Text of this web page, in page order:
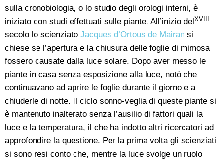
sulla cronobiologia, o lo studio degli orologi interni, è
iniziato con studi effettuati sulle piante. All’inizio delXVIII
secolo lo scienziato Jacques d’Ortous de Mairan si
chiese se l’apertura e la chiusura delle foglie di mimosa
fossero causate dalla luce solare. Dopo aver messo le
piante in casa senza esposizione alla luce, notò che
continuavano ad aprire le foglie durante il giorno e a
chiuderle di notte. Il ciclo sonno-veglia di queste piante si
è mantenuto inalterato senza l’ausilio di fattori quali la
luce e la temperatura, il che ha indotto altri ricercatori ad
approfondire la questione. Per la prima volta gli scienziati
si sono resi conto che, mentre la luce svolge un ruolo